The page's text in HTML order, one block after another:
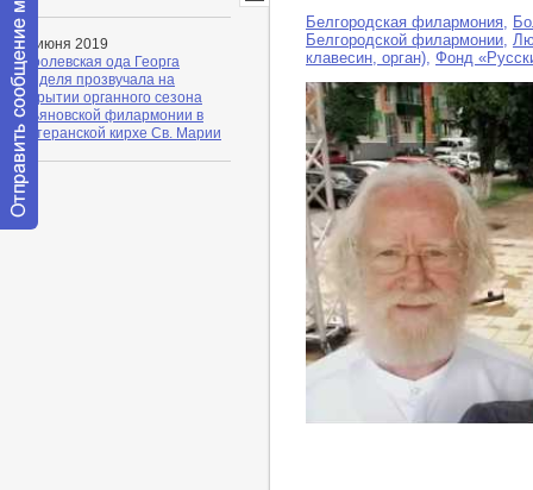
23 июня 2019
Королевская ода Георга
Генделя прозвучала на
закрытии органного сезона
Ульяновской филармонии в
Лютеранской кирхе Св. Марии
Белгородская филармония
Белгородской филармонии
клавесин, орган) Фонд
LiveJournal